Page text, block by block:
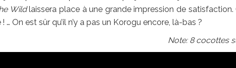
Wildlaissera place à une grande impression de satisfaction.
On est sûr qu’il n’y a pas un Korogu encore, là-bas ?
Note: 8 cocottes